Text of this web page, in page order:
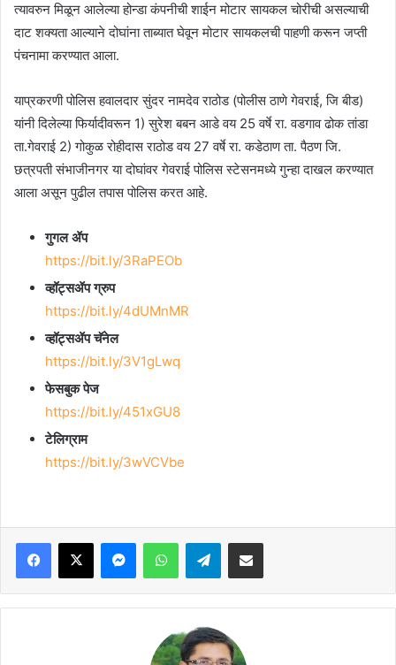
त्यावरुन मिळून आलेल्या होन्डा कंपनीची शाईन मोटार सायकल चोरीची असल्याची
दाट शक्यता आल्याने दोघांना ताब्यात घेवून मोटार सायकलची पाहणी करून जप्ती
पंचनामा करण्यात आला.
याप्रकरणी पोलिस हवालदार सुंदर नामदेव राठोड (पोलीस ठाणे गेवराई, जि बीड)
यांनी दिलेल्या फिर्यादीवरून 1) सुरेश बबन आडे वय 25 वर्षे रा. वडगाव ढोक तांडा
ता.गेवराई 2) गोकुळ रोहीदास राठोड वय 27 वर्षे रा. कडेठाण ता. पैठण जि.
छत्रपती संभाजीनगर या दोघांवर गेवराई पोलिस स्टेसनमध्ये गुन्हा दाखल करण्यात
आला असून पुढील तपास पोलिस करत आहे.
गुगल ॲप
https://bit.ly/3RaPEOb
व्हॉट्सॲप ग्रुप
https://bit.ly/4dUMnMR
व्हॉट्सॲप चॅनेल
https://bit.ly/3V1gLwq
फेसबुक पेज
https://bit.ly/451xGU8
टेलिग्राम
https://bit.ly/3wVCVbe
Facebook
X MessengerWhatsAppTelegramShare via Email